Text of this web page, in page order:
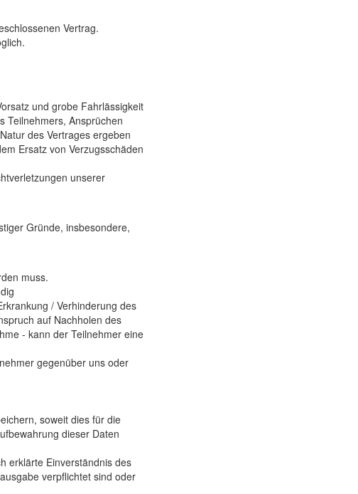
Vertrag.
und grobe Fahrlässigkeit
Teilnehmers, Ansprüchen
des Vertrages ergeben
Ersatz von Verzugsschäden
unserer
Gründe, insbesondere,
muss.
/ Verhinderung des
auf Nachholen des
- kann der Teilnehmer eine
gegenüber uns oder
soweit dies für die
dieser Daten
erklärte Einverständnis des
verpflichtet sind oder